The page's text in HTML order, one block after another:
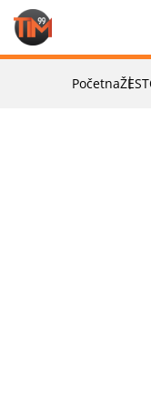
Početna